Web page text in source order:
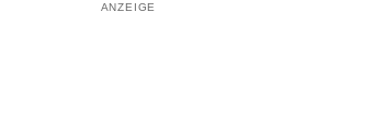
ANZEIGE